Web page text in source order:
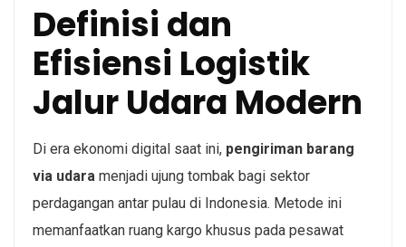
Definisi dan
Efisiensi Logistik
Jalur Udara Modern
Di era ekonomi digital saat ini, pengiriman barang
via udara menjadi ujung tombak bagi sektor
perdagangan antar pulau di Indonesia. Metode ini
memanfaatkan ruang kargo khusus pada pesawat